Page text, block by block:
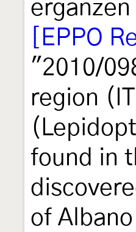
[EPPO
"2010/
region
found in
of